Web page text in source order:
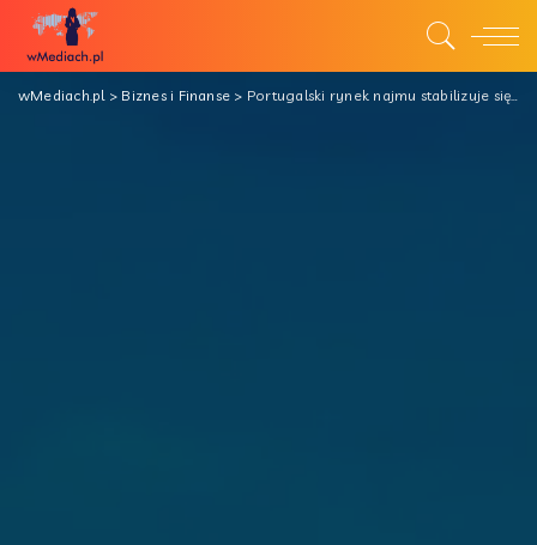
wMediach.pl> Biznes i Finanse > Portugalski rynek najmu stabilizuje się, otwierając atrakcyjne perspektywy dla inwestorów